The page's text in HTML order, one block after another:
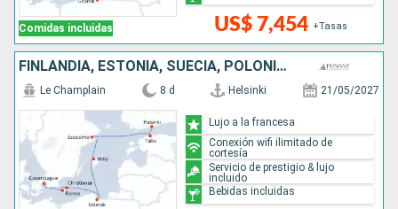
Comidas incluidas US$ 7,454 +Tasas
FINLANDIA, ESTONIA, SUECIA, POLONIA, DINAMARCA
Le Champlain 8 d Helsinki 21/05/2027
Lujo a la francesa
Conexión wifi ilimitado de
cortesía
Servicio de prestigio & lujo
incluido
Bebidas incluidas